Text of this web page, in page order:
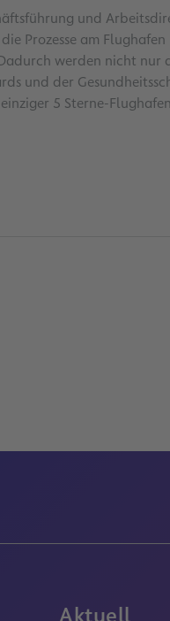
und
Prozesse am
werden nicht
und der
5 Sterne-